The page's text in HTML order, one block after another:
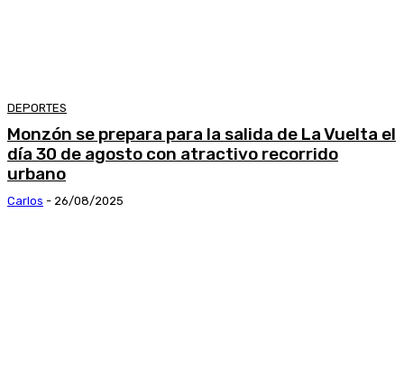
DEPORTES
Monzón se prepara para la salida de La Vuelta el
día 30 de agosto con atractivo recorrido
urbano
Carlos - 26/08/2025